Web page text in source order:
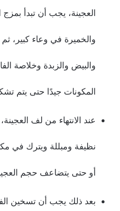
العجينة، يجب أن تبدأ
والخميرة في وعاء كبير،
والبيض والزبدة وخلاصة
المكونات جيدًا حتى يتم
عند الانتهاء من لف
أو حتى يتضاعف حجم